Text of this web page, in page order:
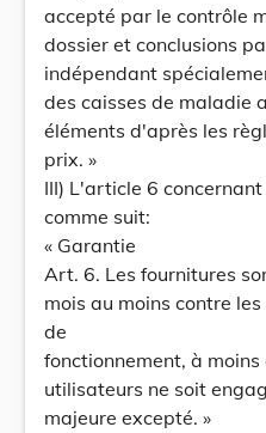
accepté par le contrôle
dossier et conclusions
indépendant
des caisses de maladie
éléments d'après les
prix. »
III) L'article 6
comme suit:
« Garantie
Art. 6. Les fournitures
mois au moins contre
de
fonctionnement, à
utilisateurs ne soit
majeure excepté. »